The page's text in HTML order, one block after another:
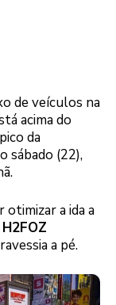
de veículos na
acima do
da
sábado (22),
a ida a
H2FOZ
a pé.